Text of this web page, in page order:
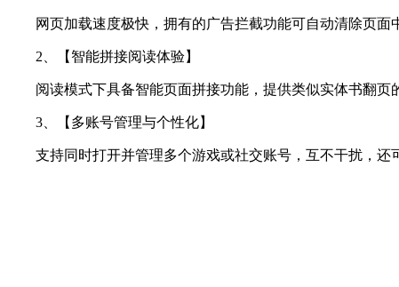
网页加载速度极快，拥有的广告拦截功能可自动清除页面
2、【智能拼接阅读体验】
阅读模式下具备智能页面拼接功能，提供类似实体书翻页
3、【多账号管理与个性化】
支持同时打开并管理多个游戏或社交账号，互不干扰，还